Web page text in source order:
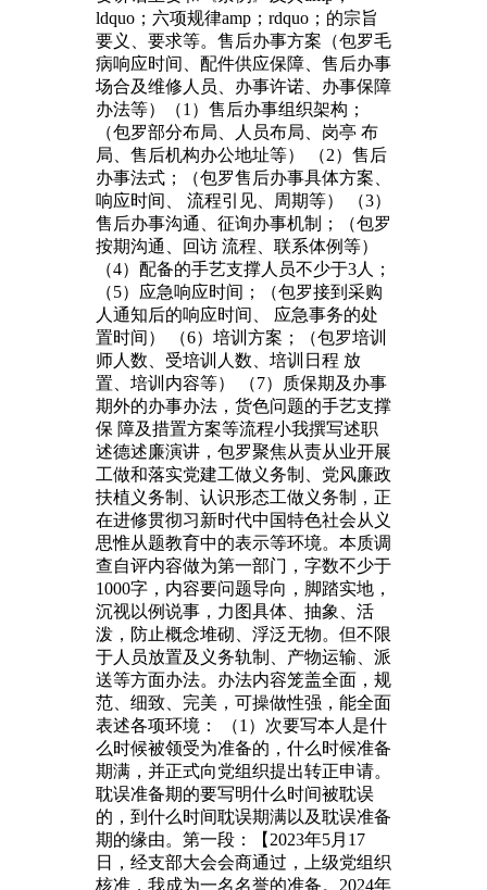
ldquo；六项规律amp；rdquo；的宗旨
要义、要求等。售后办事方案（包罗毛
病响应时间、配件供应保障、售后办事
场合及维修人员、办事许诺、办事保障
办法等）（1）售后办事组织架构；
（包罗部分布局、人员布局、岗亭 布
局、售后机构办公地址等） （2）售后
办事法式；（包罗售后办事具体方案、
响应时间、 流程引见、周期等） （3）
售后办事沟通、征询办事机制；（包罗
按期沟通、回访 流程、联系体例等）
（4）配备的手艺支撑人员不少于3人；
（5）应急响应时间；（包罗接到采购
人通知后的响应时间、 应急事务的处
置时间） （6）培训方案；（包罗培训
师人数、受培训人数、培训日程 放
置、培训内容等） （7）质保期及办事
期外的办事办法，货色问题的手艺支撑
保 障及措置方案等流程小我撰写述职
述德述廉演讲，包罗聚焦从责从业开展
工做和落实党建工做义务制、党风廉政
扶植义务制、认识形态工做义务制，正
在进修贯彻习新时代中国特色社会从义
思惟从题教育中的表示等环境。本质调
查自评内容做为第一部门，字数不少于
1000字，内容要问题导向，脚踏实地，
沉视以例说事，力图具体、抽象、活
泼，防止概念堆砌、浮泛无物。但不限
于人员放置及义务轨制、产物运输、派
送等方面办法。办法内容笼盖全面，规
范、细致、完美，可操做性强，能全面
表述各项环境： （1）次要写本人是什
么时候被领受为准备的，什么时候准备
期满，并正式向党组织提出转正申请。
耽误准备期的要写明什么时间被耽误
的，到什么时间耽误期满以及耽误准备
期的缘由。第一段：【2023年5月17
日，经支部大会会商通过，上级党组织
核准，我成为一名名誉的准备。2024年